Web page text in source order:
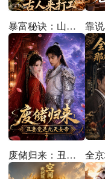
暴富秘诀：山庄通异界古人来打工
废储归来：丑妻竟是九天女帝